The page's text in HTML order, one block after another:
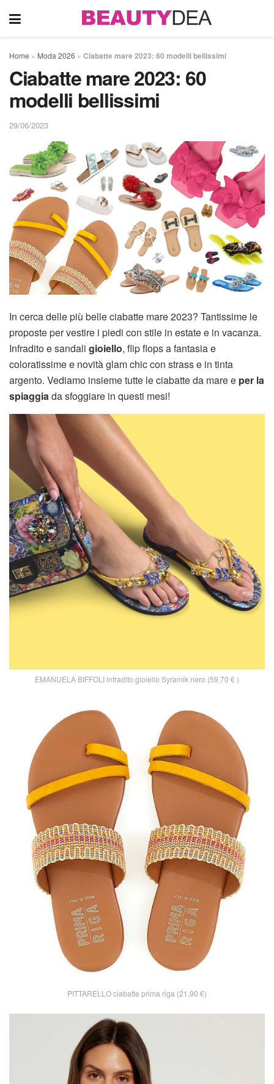
Home » Moda 2026 » Ciabatte mare 2023: 60 modelli bellissimi
Ciabatte mare 2023: 60
modelli bellissimi
29/06/2023
In cerca delle più belle ciabatte mare 2023? Tantissime le
proposte per vestire i piedi con stile in estate e in vacanza.
Infradito e sandali gioiello, flip flops a fantasia e
coloratissime e novità glam chic con strass e in tinta
argento. Vediamo insieme tutte le ciabatte da mare e per la
spiaggia da sfoggiare in questi mesi!
EMANUELA BIFFOLI infradito gioiello Syramik nero (59,70 € )
PITTARELLO ciabatte prima riga (21,90 €)